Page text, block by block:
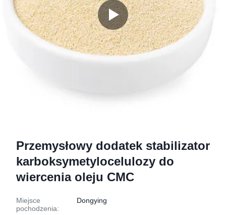
Przemysłowy dodatek stabilizator
karboksymetylocelulozy do
wiercenia oleju CMC
Miejsce
pochodzenia:
Dongying